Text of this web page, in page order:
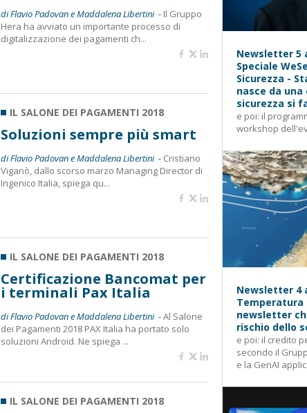
di Flavio Padovan e Maddalena Libertini - Il Gruppo
Hera ha avviato un importante processo di
digitalizzazione dei pagamenti ch...
IL SALONE DEI PAGAMENTI 2018
Soluzioni sempre più smart
di Flavio Padovan e Maddalena Libertini - Cristiano
Viganò, dallo scorso marzo Managing Director di
Ingenico Italia, spiega qu...
IL SALONE DEI PAGAMENTI 2018
Certificazione Bancomat per
i terminali Pax Italia
di Flavio Padovan e Maddalena Libertini -Al Salone
dei Pagamenti 2018 PAX Italia ha portato solo
soluzioni Android. Ne spiega ...
IL SALONE DEI PAGAMENTI 2018
Newsletter 5
Speciale
Sicurezza -
nasce da una
sicurezza si
e poi: il
workshop
Newsletter 4
Temperatura
newsletter
rischio dello
e poi: il credito
secondo il
e la GenAI